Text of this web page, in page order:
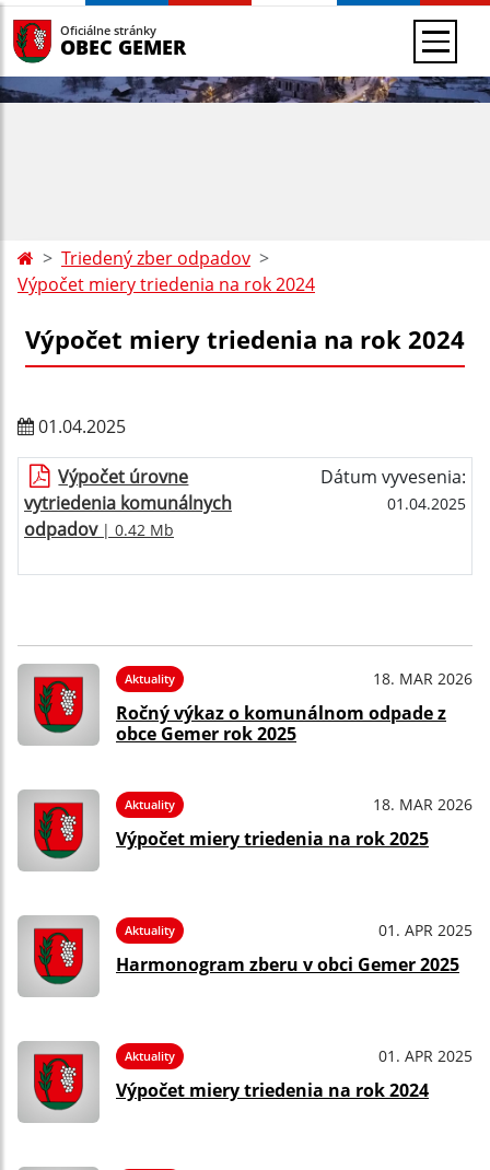
Oficiálne stránky
OBEC GEMER
Triedený zber odpadov
Výpočet miery triedenia na rok 2024
Výpočet miery triedenia na rok 2024
01.04.2025
Výpočet úrovne
vytriedenia komunálnych
odpadov| 0.42 Mb
Dátum vyvesenia:
01.04.2025
Aktuality 18. MAR 2026
Ročný výkaz o komunálnom odpade z
obce Gemer rok 2025
Aktuality 18. MAR 2026
Výpočet miery triedenia na rok 2025
Aktuality 01. APR 2025
Harmonogram zberu v obci Gemer 2025
Aktuality 01. APR 2025
Výpočet miery triedenia na rok 2024